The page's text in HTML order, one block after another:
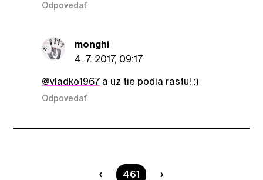
Odpovedať
monghi
4. 7. 2017, 09:17
@vladko1967a uz tie podia rastu! :)
Odpovedať
Ste na strane
461